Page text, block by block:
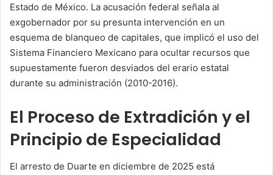
Estado de México. La acusación federal señala al
exgobernador por su presunta intervención en un
esquema de blanqueo de capitales, que implicó el uso del
Sistema Financiero Mexicano para ocultar recursos que
supuestamente fueron desviados del erario estatal
durante su administración (2010-2016).
El Proceso de Extradición y el
Principio de Especialidad
El arresto de Duarte en diciembre de 2025 está